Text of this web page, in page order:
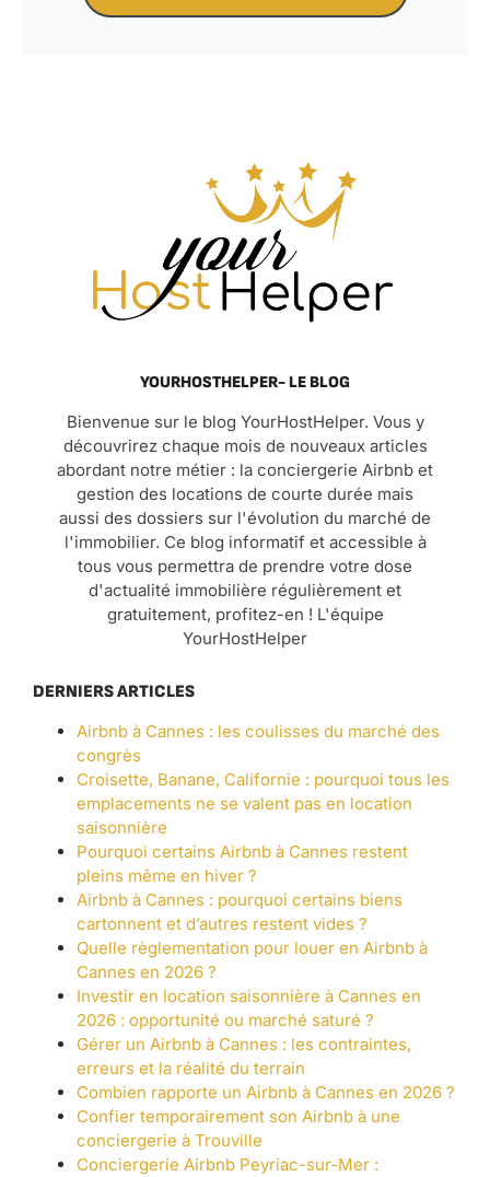
YOURHOSTHELPER- LE BLOG
Bienvenue sur le blog YourHostHelper. Vous y
découvrirez chaque mois de nouveaux articles
abordant notre métier : la conciergerie Airbnb et
gestion des locations de courte durée mais
aussi des dossiers sur l'évolution du marché de
l'immobilier. Ce blog informatif et accessible à
tous vous permettra de prendre votre dose
d'actualité immobilière régulièrement et
gratuitement, profitez-en ! L'équipe
YourHostHelper
DERNIERS ARTICLES
Airbnb à Cannes : les coulisses du marché des
congrès
Croisette, Banane, Californie : pourquoi tous les
emplacements ne se valent pas en location
saisonnière
Pourquoi certains Airbnb à Cannes restent
pleins même en hiver ?
Airbnb à Cannes : pourquoi certains biens
cartonnent et d’autres restent vides ?
Quelle règlementation pour louer en Airbnb à
Cannes en 2026 ?
Investir en location saisonnière à Cannes en
2026 : opportunité ou marché saturé ?
Gérer un Airbnb à Cannes : les contraintes,
erreurs et la réalité du terrain
Combien rapporte un Airbnb à Cannes en 2026 ?
Confier temporairement son Airbnb à une
conciergerie à Trouville
Conciergerie Airbnb Peyriac-sur-Mer :